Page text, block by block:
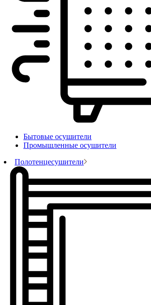
Бытовые осушители
Промышленные осушители
Полотенцесушители